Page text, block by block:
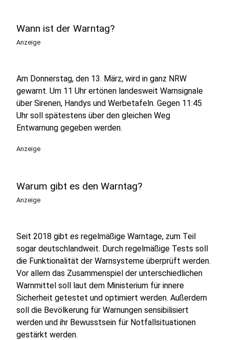
Wann ist der Warntag?
Anzeige
Am Donnerstag, den 13. März, wird in ganz NRW
gewarnt. Um 11 Uhr ertönen landesweit Warnsignale
über Sirenen, Handys und Werbetafeln. Gegen 11:45
Uhr soll spätestens über den gleichen Weg
Entwarnung gegeben werden.
Anzeige
Warum gibt es den Warntag?
Anzeige
Seit 2018 gibt es regelmäßige Warntage, zum Teil
sogar deutschlandweit. Durch regelmäßige Tests soll
die Funktionalität der Warnsysteme überprüft werden.
Vor allem das Zusammenspiel der unterschiedlichen
Warnmittel soll laut dem Ministerium für innere
Sicherheit getestet und optimiert werden. Außerdem
soll die Bevölkerung für Warnungen sensibilisiert
werden und ihr Bewusstsein für Notfallsituationen
gestärkt werden.